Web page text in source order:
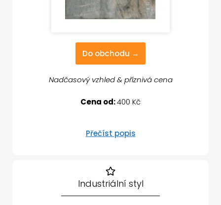
Do obchodu →
Nadčasový vzhled & příznivá cena
Cena od:400 Kč
Přečíst popis
Industriální styl